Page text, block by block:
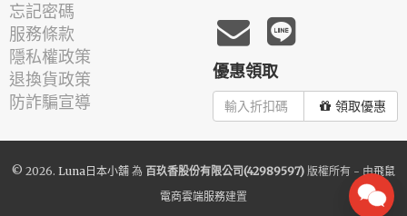
忘記密碼
服務條款
隱私權政策
退換貨政策
防詐騙宣導
優惠領取
領取優惠
© 2026. Luna日本小舖 為 百玖香股份有限公司(42989597) 版權所有 - 由飛鼠
電商雲端服務建置